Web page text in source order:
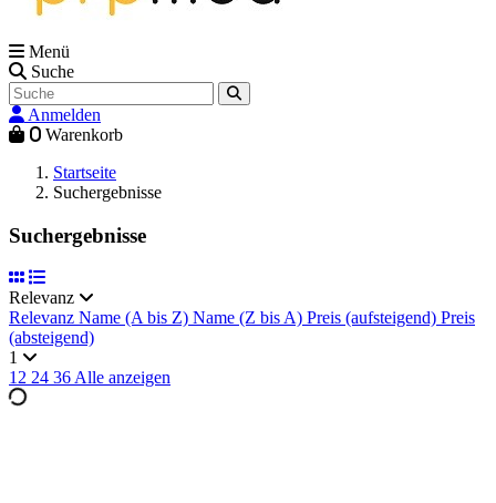
Menü
Suche
Anmelden
0 Warenkorb
Startseite
Suchergebnisse
Suchergebnisse
Relevanz
Relevanz Name (A bis Z) Name (Z bis A) Preis (aufsteigend) Preis
(absteigend)
1
12 24 36Alle anzeigen